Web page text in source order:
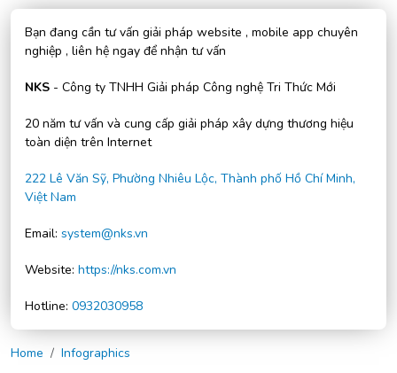
Bạn đang cần tư vấn giải pháp website , mobile app chuyên
nghiệp , liên hệ ngay để nhận tư vấn
NKS - Công ty TNHH Giải pháp Công nghệ Tri Thức Mới
20 năm tư vấn và cung cấp giải pháp xây dựng thương hiệu
toàn diện trên Internet
222 Lê Văn Sỹ, Phường Nhiêu Lộc, Thành phố Hồ Chí Minh,
Việt Nam
Email: system@nks.vn
Website: https://nks.com.vn
Hotline: 0932030958
Home Infographics